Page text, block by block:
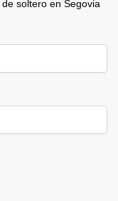
soltero en Segovia